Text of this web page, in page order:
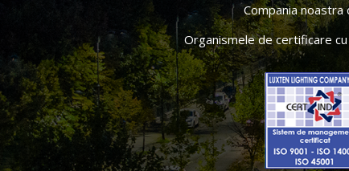
Compania
Organismele de certificare